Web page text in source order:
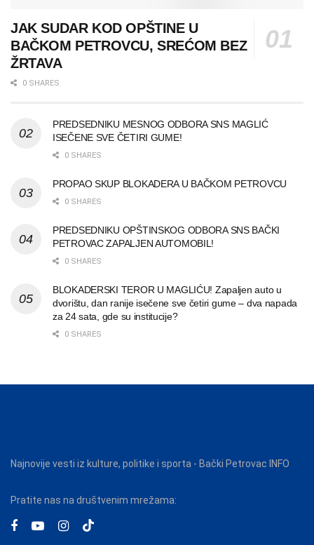
JAK SUDAR KOD OPŠTINE U
BAČKOM PETROVCU, SREĆOM BEZ
ŽRTAVA
0 SHARES
PREDSEDNIKU MESNOG ODBORA SNS MAGLIĆ
ISEČENE SVE ČETIRI GUME!
0 SHARES
PROPAO SKUP BLOKADERA U BAČKOM PETROVCU
0 SHARES
PREDSEDNIKU OPŠTINSKOG ODBORA SNS BAČKI
PETROVAC ZAPALJEN AUTOMOBIL!
0 SHARES
BLOKADERSKI TEROR U MAGLIĆU! Zapaljen auto u
dvorištu, dan ranije isečene sve četiri gume – dva napada
za 24 sata, gde su institucije?
0 SHARES
Najnovije vesti iz kulture, politike i sporta - Bački Petrovac INFO
Pratite nas na društvenim mrežama: